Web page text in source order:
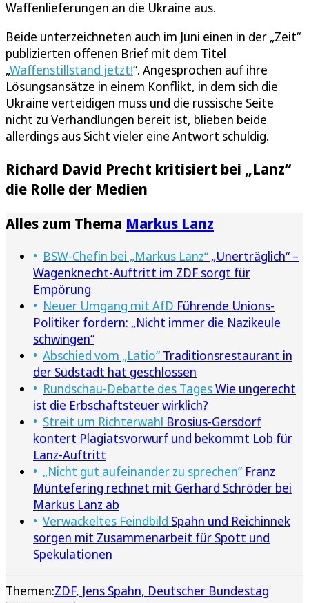
Waffenlieferungen an die Ukraine aus.
Beide unterzeichneten auch im Juni einen in der „Zeit“
publizierten offenen Brief mit dem Titel
„Waffenstillstand jetzt!“. Angesprochen auf ihre
Lösungsansätze in einem Konflikt, in dem sich die
Ukraine verteidigen muss und die russische Seite
nicht zu Verhandlungen bereit ist, blieben beide
allerdings aus Sicht vieler eine Antwort schuldig.
Richard David Precht kritisiert bei „Lanz“
die Rolle der Medien
Alles zum Thema Markus Lanz
BSW-Chefin bei „Markus Lanz“ „Unerträglich“ –
Wagenknecht-Auftritt im ZDF sorgt für
Empörung
Neuer Umgang mit AfD Führende Unions-
Politiker fordern: „Nicht immer die Nazikeule
schwingen“
Abschied vom „Latio“ Traditionsrestaurant in
der Südstadt hat geschlossen
Rundschau-Debatte des TagesWie ungerecht
ist die Erbschaftsteuer wirklich?
Streit um Richterwahl Brosius-Gersdorf
kontert Plagiatsvorwurf und bekommt Lob für
Lanz-Auftritt
„Nicht gut aufeinander zu sprechen“ Franz
Müntefering rechnet mit Gerhard Schröder bei
Markus Lanz ab
Verwackeltes Feindbild Spahn und Reichinnek
sorgen mit Zusammenarbeit für Spott und
Spekulationen
Themen:ZDF Jens Spahn Deutscher Bundestag